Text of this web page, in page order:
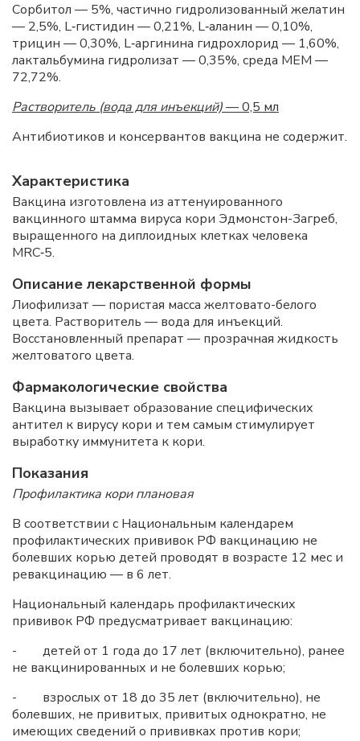
Сорбитол — 5%, частично гидролизованный желатин
— 2,5%, L‑гистидин — 0,21%, L‑аланин — 0,10%,
трицин — 0,30%, L‑аргинина гидрохлорид — 1,60%,
лактальбумина гидролизат — 0,35%, среда МЕМ —
72,72%.
Растворитель (вода для инъекций)— 0,5 мл
Антибиотиков и консервантов вакцина не содержит.
Характеристика
Вакцина изготовлена из аттенуированного
вакцинного штамма вируса кори Эдмонстон-Загреб,
выращенного на диплоидных клетках человека
MRC‑5.
Описание лекарственной формы
Лиофилизат — пористая масса желтовато-белого
цвета. Растворитель — вода для инъекций.
Восстановленный препарат — прозрачная жидкость
желтоватого цвета.
Фармакологические свойства
Вакцина вызывает образование специфических
антител к вирусу кори и тем самым стимулирует
выработку иммунитета к кори.
Показания
Профилактика кори плановая
В соответствии с Национальным календарем
профилактических прививок РФ вакцинацию не
болевших корью детей проводят в возрасте 12 мес и
ревакцинацию — в 6 лет.
Национальный календарь профилактических
прививок РФ предусматривает вакцинацию:
- детей от 1 года до 17 лет (включительно), ранее
не вакцинированных и не болевших корью;
- взрослых от 18 до 35 лет (включительно), не
болевших, не привитых, привитых однократно, не
имеющих сведений о прививках против кори;